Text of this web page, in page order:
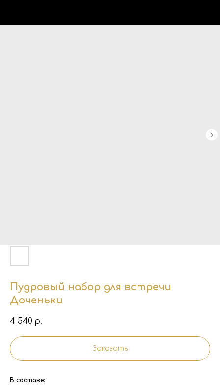
Пудровый набор для встречи
Доченьки
4 540 р.
Заказать
В составе: